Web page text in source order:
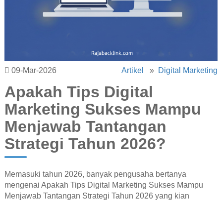
09-Mar-2026 Artikel » Digital Marketing
Apakah Tips Digital
Marketing Sukses Mampu
Menjawab Tantangan
Strategi Tahun 2026?
Memasuki tahun 2026, banyak pengusaha bertanya
mengenai Apakah Tips Digital Marketing Sukses Mampu
Menjawab Tantangan Strategi Tahun 2026 yang kian